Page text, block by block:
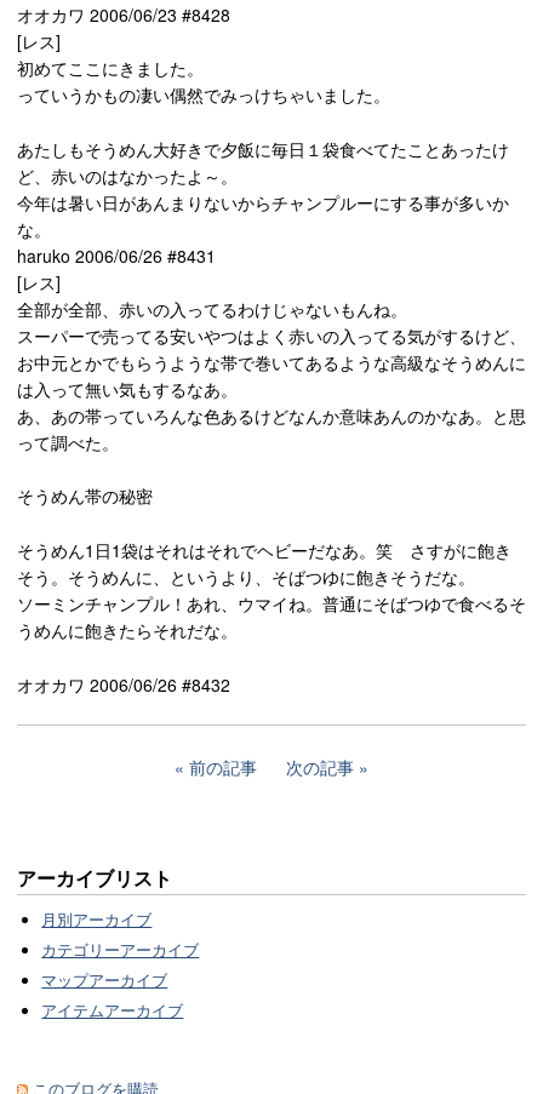
オオカワ 2006/06/23 #8428
[レス]
初めてここにきました。
っていうかもの凄い偶然でみっけちゃいました。
あたしもそうめん大好きで夕飯に毎日１袋食べてたことあったけ
ど、赤いのはなかったよ～。
今年は暑い日があんまりないからチャンプルーにする事が多いか
な。
haruko 2006/06/26 #8431
[レス]
全部が全部、赤いの入ってるわけじゃないもんね。
スーパーで売ってる安いやつはよく赤いの入ってる気がするけど、
お中元とかでもらうような帯で巻いてあるような高級なそうめんに
は入って無い気もするなあ。
あ、あの帯っていろんな色あるけどなんか意味あんのかなあ。と思
って調べた。
そうめん帯の秘密
そうめん1日1袋はそれはそれでヘビーだなあ。笑 さすがに飽き
そう。そうめんに、というより、そばつゆに飽きそうだな。
ソーミンチャンプル！あれ、ウマイね。普通にそばつゆで食べるそ
うめんに飽きたらそれだな。
オオカワ 2006/06/26 #8432
前の記事 次の記事
アーカイブリスト
月別アーカイブ
カテゴリーアーカイブ
マップアーカイブ
アイテムアーカイブ
このブログを購読